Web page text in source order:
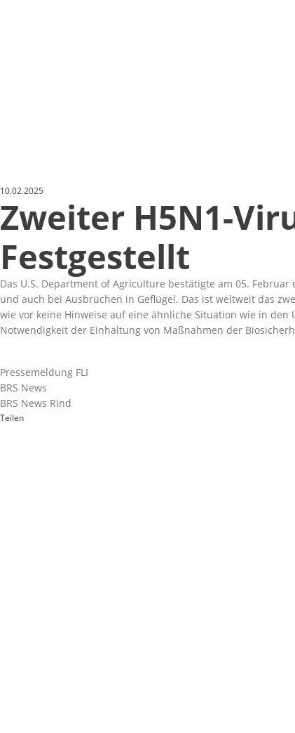
10.02.2025
Zweiter H5N1-
Festgestellt
Das U.S. Department of Agriculture bestätigte am 05.
und auch bei Ausbrüchen in Geflügel. Das ist weltweit das
wie vor keine Hinweise auf eine ähnliche Situation wie in den
Notwendigkeit der Einhaltung von Maßnahmen der
Pressemeldung FLI
BRS News
BRS News Rind
Teilen